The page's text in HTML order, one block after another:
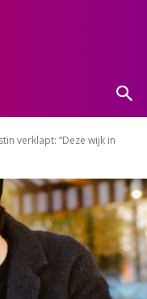
verklapt: “Deze wijk in